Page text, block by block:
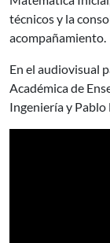
técnicos y la
acompañamiento.
En el audiovisual
Académica de
Ingeniería y Pablo